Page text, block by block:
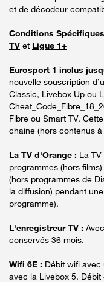
et de décodeur
Conditions
TV et Ligue 1+
Eurosport 1 inclus
nouvelle souscription
Classic, Livebox Up ou
Fibre ou Smart TV.
chaine (hors contenus
La TV d'Orange : La
programmes (hors
(hors programmes de
la diffusion) pendant
programme).
L'enregistreur TV :
conservés 36 mois.
Wifi 6E : Débit wifi
avec la Livebox 5.